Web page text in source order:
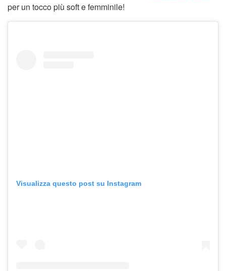
per un tocco più soft e femminile!
Visualizza questo post su Instagram